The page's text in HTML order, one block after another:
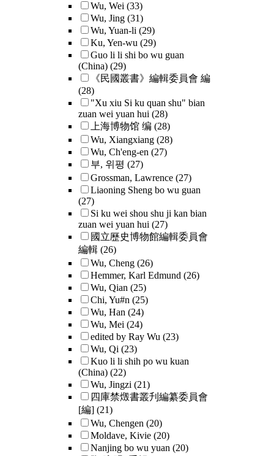
Wu, Wei (33)
Wu, Jing (31)
Wu, Yuan-li (29)
Ku, Yen-wu (29)
Guo li li shi bo wu guan
(China) (29)
《民國叢書》編輯委員會 編
(28)
"Xu xiu Si ku quan shu" bian
zuan wei yuan hui (28)
上海博物馆 编 (28)
Wu, Xiangxiang (28)
Wu, Ch'eng-en (27)
부, 위평 (27)
Grossman, Lawrence (27)
Liaoning Sheng bo wu guan
(27)
Si ku wei shou shu ji kan bian
zuan wei yuan hui (27)
國立歷史博物館編輯委員會
編輯 (26)
Wu, Cheng (26)
Hemmer, Karl Edmund (26)
Wu, Qian (25)
Chi, Yu#n (25)
Wu, Han (24)
Wu, Mei (24)
edited by Ray Wu (23)
Wu, Qi (23)
Kuo li li shih po wu kuan
(China) (22)
Wu, Jingzi (21)
四庫禁燬書叢刋編纂委員會
[編] (21)
Wu, Chengen (20)
Moldave, Kivie (20)
Nanjing bo wu yuan (20)